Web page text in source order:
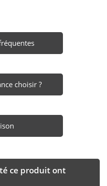
choisir ?
ce produit ont